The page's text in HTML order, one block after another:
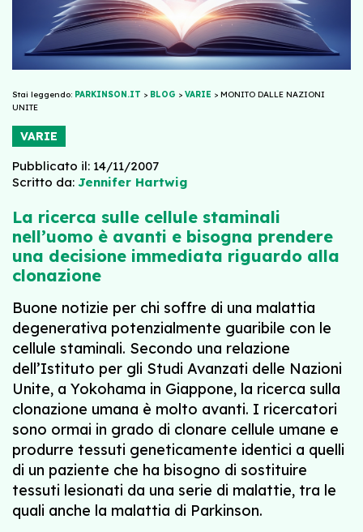
Stai leggendo: PARKINSON.IT > BLOG > VARIE > MONITO DALLE NAZIONI
UNITE
VARIE
Pubblicato il: 14/11/2007
Scritto da: Jennifer Hartwig
La ricerca sulle cellule staminali
nell’uomo è avanti e bisogna prendere
una decisione immediata riguardo alla
clonazione
Buone notizie per chi soffre di una malattia
degenerativa potenzialmente guaribile con le
cellule staminali. Secondo una relazione
dell’Istituto per gli Studi Avanzati delle Nazioni
Unite, a Yokohama in Giappone, la ricerca sulla
clonazione umana è molto avanti. I ricercatori
sono ormai in grado di clonare cellule umane e
produrre tessuti geneticamente identici a quelli
di un paziente che ha bisogno di sostituire
tessuti lesionati da una serie di malattie, tra le
quali anche la malattia di Parkinson.